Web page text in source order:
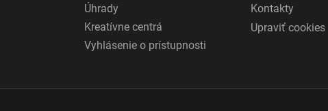
Úhrady
Kreatívne centrá
Vyhlásenie o prístupnosti
Kontakty
Upraviť cookies